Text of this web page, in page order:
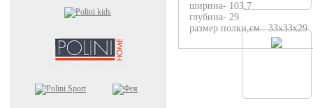
ширина- 103,7
глубина- 29.
размер полки,см.: 33х33х29